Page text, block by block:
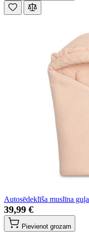
Autosēdeklīša muslīna
39,99 €
Pievienot grozam